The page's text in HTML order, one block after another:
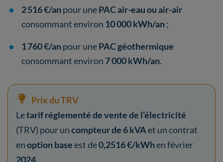
2 516 €/anpour unePAC air-eau ou air-air
consommant environ 10 000 kWh/an;
1 760 €/anpour unePAC géothermique
consommant environ 7 000 kWh/an.
Prix du TRV
Letarif réglementé de vente de l’électricité
(TRV) pour uncompteur de 6 kVAet un contrat
enoption baseest de0,2516 €/kWhen février
2024.